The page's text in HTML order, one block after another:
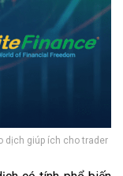
dịch giúp ích cho trader